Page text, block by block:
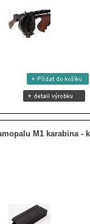
M1 karabina -